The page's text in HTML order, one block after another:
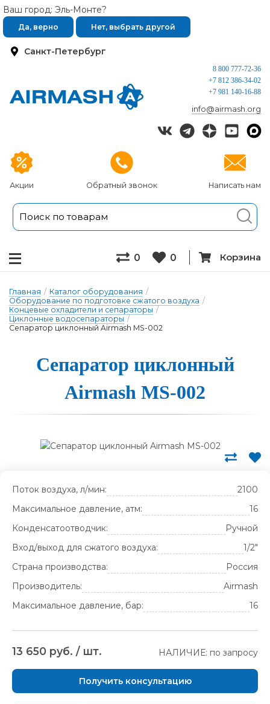
Санкт-Петербург
Ваш город: Эль-Монте?
Да, верно Нет, выбрать другой
Акции Обратный звонок Написать нам
8 800 777-72-36
+7 812 386-34-02
+7 981 140-16-88
info@airmash.org
0 0 Корзина
Главная / Каталог оборудования /
Оборудование по подготовке сжатого воздуха /
Концевые охладители и сепараторы /
Циклонные водосепараторы /
Сепаратор циклонный Airmash MS-002
Сепара­тор цик­лонный
Airmash MS-002
Поток воздуха, л/мин:
2100
Максимальное давление, атм:
16
Конденсатоотводчик:
Ручной
Вход/выход для сжатого воздуха:
1/2"
Страна производства:
Россия
Производитель:
Airmash
Максимальное давление, бар:
16
13 650 руб. / шт. НАЛИЧИЕ: по запросу
Получить консультацию